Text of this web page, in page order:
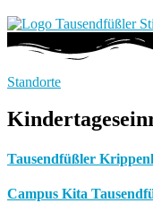
Standorte
Tausendfüßler
Campus Kita